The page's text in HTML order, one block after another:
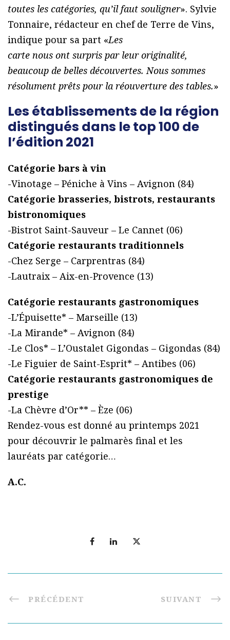
toutes les catégories, qu’il faut souligner». Sylvie
Tonnaire, rédacteur en chef de Terre de Vins,
indique pour sa part «Les
carte nous ont surpris par leur originalité,
beaucoup de belles découvertes. Nous sommes
résolument prêts pour la réouverture des tables.»
Les établissements de la région
distingués dans le top 100 de
l’édition 2021
Catégorie bars à vin
-Vinotage – Péniche à Vins – Avignon (84)
Catégorie brasseries, bistrots, restaurants
bistronomiques
-Bistrot Saint-Sauveur – Le Cannet (06)
Catégorie restaurants traditionnels
-Chez Serge – Carprentras (84)
-Lautraix – Aix-en-Provence (13)
Catégorie restaurants gastronomiques
-L’Épuisette* – Marseille (13)
-La Mirande* – Avignon (84)
-Le Clos* – L’Oustalet Gigondas – Gigondas (84)
-Le Figuier de Saint-Esprit* – Antibes (06)
Catégorie restaurants gastronomiques de
prestige
-La Chèvre d’Or** – Èze (06)
Rendez-vous est donné au printemps 2021
pour découvrir le palmarès final et les
lauréats par catégorie…
A.C.
PRÉCÉDENT SUIVANT